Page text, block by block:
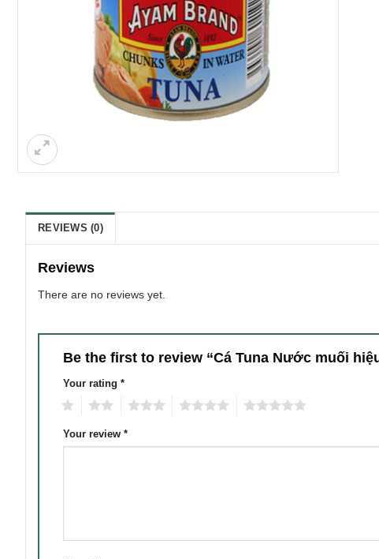
REVIEWS (0)
Reviews
There are no reviews yet.
Be the first to review “Cá Tuna Nước muối
Your rating *
Your review *